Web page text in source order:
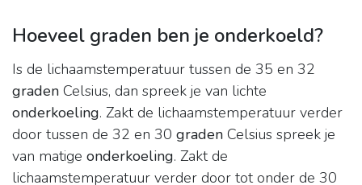
Hoeveel graden ben je onderkoeld?
Is de lichaamstemperatuur tussen de 35 en 32
graden Celsius, dan spreek je van lichte
onderkoeling. Zakt de lichaamstemperatuur verder
door tussen de 32 en 30 graden Celsius spreek je
van matige onderkoeling. Zakt de
lichaamstemperatuur verder door tot onder de 30